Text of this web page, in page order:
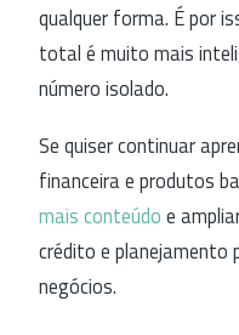
qualquer forma. É por
total é muito mais
número isolado.
Se quiser continuar
financeira e produtos
mais conteúdo e
crédito e planejamento
negócios.